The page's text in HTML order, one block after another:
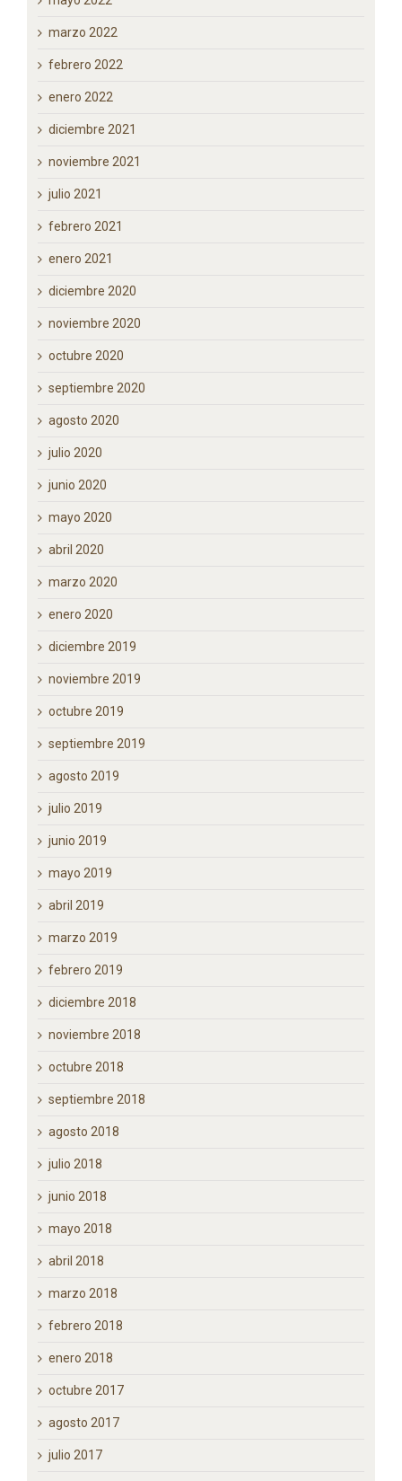
marzo 2022
febrero 2022
enero 2022
diciembre 2021
noviembre 2021
julio 2021
febrero 2021
enero 2021
diciembre 2020
noviembre 2020
octubre 2020
septiembre 2020
agosto 2020
julio 2020
junio 2020
mayo 2020
abril 2020
marzo 2020
enero 2020
diciembre 2019
noviembre 2019
octubre 2019
septiembre 2019
agosto 2019
julio 2019
junio 2019
mayo 2019
abril 2019
marzo 2019
febrero 2019
diciembre 2018
noviembre 2018
octubre 2018
septiembre 2018
agosto 2018
julio 2018
junio 2018
mayo 2018
abril 2018
marzo 2018
febrero 2018
enero 2018
octubre 2017
agosto 2017
julio 2017